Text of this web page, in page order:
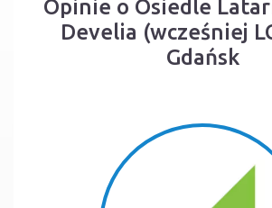
Opinie o Osiedle
Develia (wcześniej
Gdańsk